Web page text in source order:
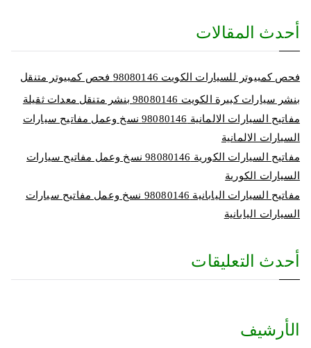
أحدث المقالات
فحص كمبيوتر للسيارات الكويت 98080146‬ فحص كمبيوتر متنقل
بنشر سيارات كبيرة الكويت 98080146‬ بنشر متنقل معدات ثقيلة
مفاتيح السيارات الالمانية 98080146‬ نسخ وعمل مفاتيح سيارات
السيارات الالمانية
مفاتيح السيارات الكورية 98080146‬ نسخ وعمل مفاتيح سيارات
السيارات الكورية
مفاتيح السيارات اليابانية 98080146‬ نسخ وعمل مفاتيح سيارات
السيارات اليابانية
أحدث التعليقات
الأرشيف